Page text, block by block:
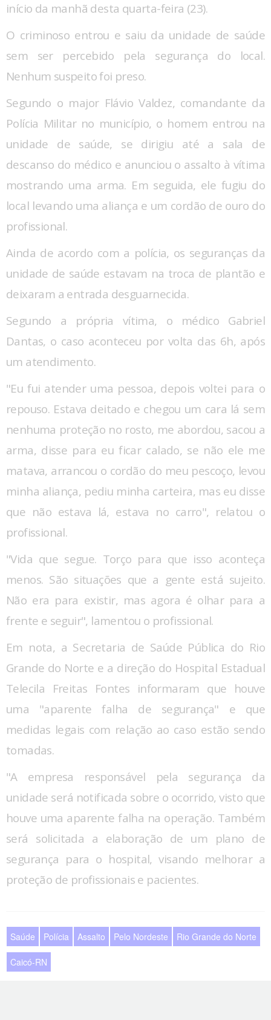
início da manhã desta quarta-feira (23).
O criminoso entrou e saiu da unidade de saúde
sem ser percebido pela segurança do local.
Nenhum suspeito foi preso.
Segundo o major Flávio Valdez, comandante da
Polícia Militar no município, o homem entrou na
unidade de saúde, se dirigiu até a sala de
descanso do médico e anunciou o assalto à vítima
mostrando uma arma. Em seguida, ele fugiu do
local levando uma aliança e um cordão de ouro do
profissional.
Ainda de acordo com a polícia, os seguranças da
unidade de saúde estavam na troca de plantão e
deixaram a entrada desguarnecida.
Segundo a própria vítima, o médico Gabriel
Dantas, o caso aconteceu por volta das 6h, após
um atendimento.
"Eu fui atender uma pessoa, depois voltei para o
repouso. Estava deitado e chegou um cara lá sem
nenhuma proteção no rosto, me abordou, sacou a
arma, disse para eu ficar calado, se não ele me
matava, arrancou o cordão do meu pescoço, levou
minha aliança, pediu minha carteira, mas eu disse
que não estava lá, estava no carro", relatou o
profissional.
"Vida que segue. Torço para que isso aconteça
menos. São situações que a gente está sujeito.
Não era para existir, mas agora é olhar para a
frente e seguir", lamentou o profissional.
Em nota, a Secretaria de Saúde Pública do Rio
Grande do Norte e a direção do Hospital Estadual
Telecila Freitas Fontes informaram que houve
uma "aparente falha de segurança" e que
medidas legais com relação ao caso estão sendo
tomadas.
"A empresa responsável pela segurança da
unidade será notificada sobre o ocorrido, visto que
houve uma aparente falha na operação. Também
será solicitada a elaboração de um plano de
segurança para o hospital, visando melhorar a
proteção de profissionais e pacientes.
Saúde Polícia Assalto Pelo Nordeste Rio Grande do Norte
Caicó-RN